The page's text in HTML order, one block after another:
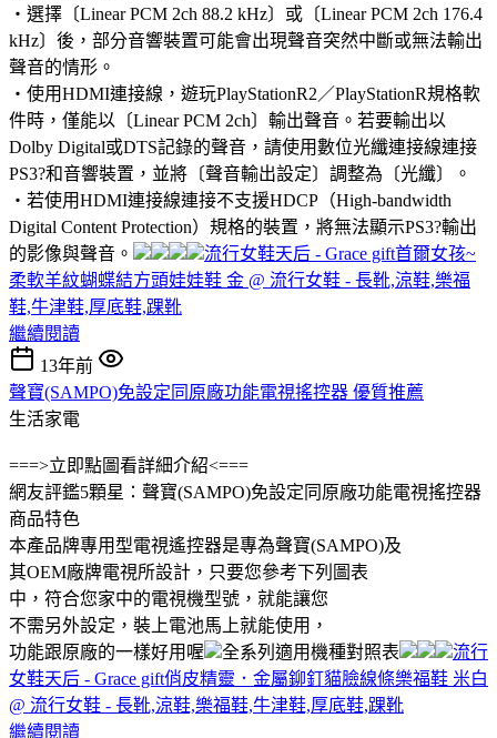
‧選擇〔Linear PCM 2ch 88.2 kHz〕或〔Linear PCM 2ch 176.4
kHz〕後，部分音響裝置可能會出現聲音突然中斷或無法輸出
聲音的情形。
‧使用HDMI連接線，遊玩PlayStationR2／PlayStationR規格軟
件時，僅能以〔Linear PCM 2ch〕輸出聲音。若要輸出以
Dolby Digital或DTS記錄的聲音，請使用數位光纖連接線連接
PS3?和音響裝置，並將〔聲音輸出設定〕調整為〔光纖〕。
‧若使用HDMI連接線連接不支援HDCP（High-bandwidth
Digital Content Protection）規格的裝置，將無法顯示PS3?輸出
的影像與聲音。
流行女鞋天后 - Grace gift首爾女孩~
柔軟羊紋蝴蝶結方頭娃娃鞋 金 @ 流行女鞋 - 長靴,涼鞋,樂福
鞋,牛津鞋,厚底鞋,踝靴
繼續閱讀
13年前
聲寶(SAMPO)免設定同原廠功能電視搖控器 優質推薦
生活家電
===>立即點圖看詳細介紹<===
網友評鑑5顆星：聲寶(SAMPO)免設定同原廠功能電視搖控器
商品特色
本產品牌專用型電視遙控器是專為聲寶(SAMPO)及
其OEM廠牌電視所設計，只要您參考下列圖表
中，符合您家中的電視機型號，就能讓您
不需另外設定，裝上電池馬上就能使用，
功能跟原廠的一樣好用喔
全系列適用機種對照表
流行
女鞋天后 - Grace gift俏皮精靈．金屬鉚釘貓臉線條樂福鞋 米白
@ 流行女鞋 - 長靴,涼鞋,樂福鞋,牛津鞋,厚底鞋,踝靴
繼續閱讀